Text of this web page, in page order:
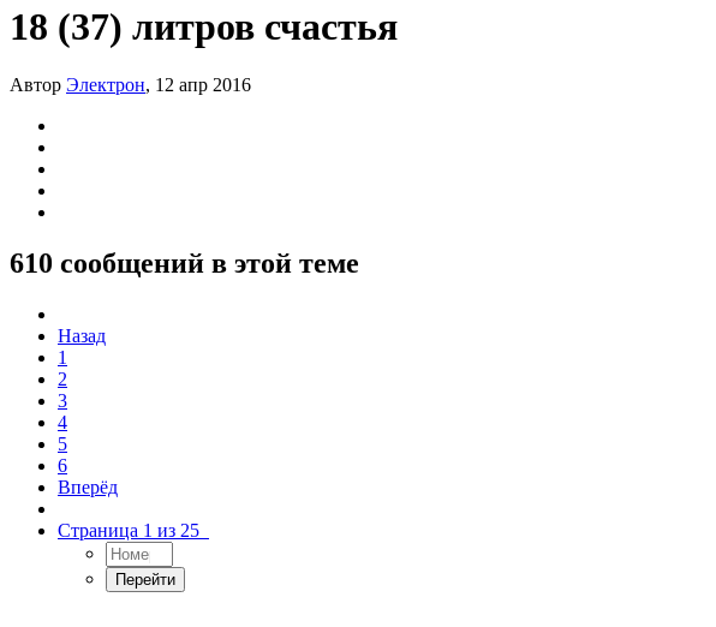
18 (37) литров счастья
Автор Электрон, 12 апр 2016
610 сообщений в этой теме
Назад
1
2
3
4
5
6
Вперёд
Страница 1 из 25